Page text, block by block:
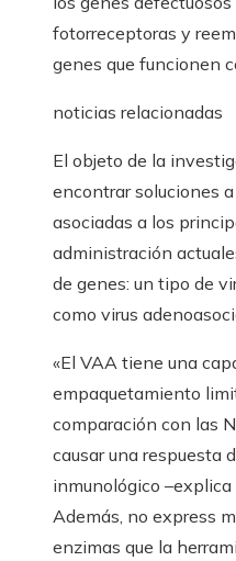
fotorreceptoras y
genes que funcionen
noticias relacionadas
El objeto de la
encontrar soluciones
asociadas a los
administración
de genes: un tipo de
como virus
«El VAA tiene una
empaquetamiento
comparación con las
causar una respuesta
inmunológico –explica
Además, no express
enzimas que la